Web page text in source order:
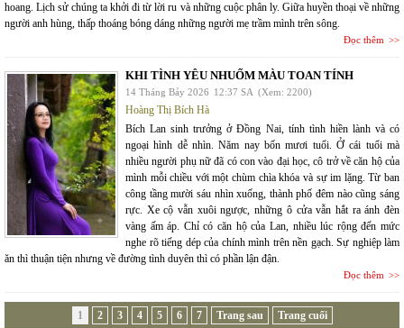
hoang. Lịch sử chúng ta khởi đi từ lời ru và những cuộc phân ly. Giữa huyền thoại về những
người anh hùng, thấp thoáng bóng dáng những người mẹ trầm mình trên sông.
Đọc thêm
KHI TÌNH YÊU NHUỐM MÀU TOAN TÍNH
14 Tháng Bảy 2026 12:37 SA (Xem: 2200)
Hoàng Thị Bích Hà
Bích Lan sinh trưởng ở Đồng Nai, tính tình hiền lành và có
ngoại hình dễ nhìn. Năm nay bốn mươi tuổi. Ở cái tuổi mà
nhiều người phụ nữ đã có con vào đại học, cô trở về căn hộ của
mình mỗi chiều với một chùm chìa khóa và sự im lặng. Từ ban
công tầng mười sáu nhìn xuống, thành phố đêm nào cũng sáng
rực. Xe cộ vẫn xuôi ngược, những ô cửa vẫn hắt ra ánh đèn
vàng ấm áp. Chỉ có căn hộ của Lan, nhiều lúc rộng đến mức
nghe rõ tiếng dép của chính mình trên nền gạch. Sự nghiệp làm
ăn thì thuận tiện nhưng về đường tình duyên thì có phần lận đận.
Đọc thêm
1 2 3 4 5 6 7 Trang sau Trang cuối